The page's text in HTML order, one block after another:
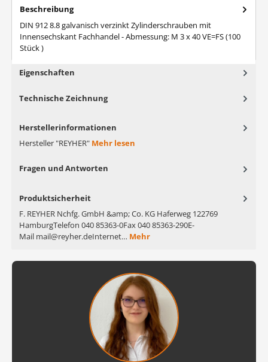
Beschreibung
DIN 912 8.8 galvanisch verzinkt Zylinderschrauben mit
Innensechskant Fachhandel - Abmessung: M 3 x 40 VE=FS (100
Stück )
Eigenschaften
Technische Zeichnung
Herstellerinformationen
Hersteller "REYHER" Mehr lesen
Fragen und Antworten
Produktsicherheit
F. REYHER Nchfg. GmbH &amp; Co. KG Haferweg 122769
HamburgTelefon 040 85363-0Fax 040 85363-290E-
Mail mail@reyher.deInternet… Mehr